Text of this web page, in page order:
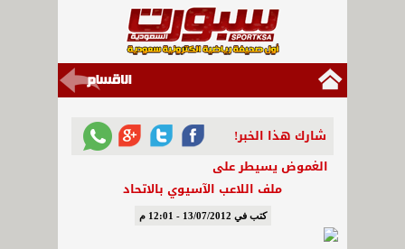
شارك هذا الخبر!
الغموض يسيطر على
ملف اللاعب الآسيوي بالاتحاد
كتب في 13/07/2012 - 12:01 م